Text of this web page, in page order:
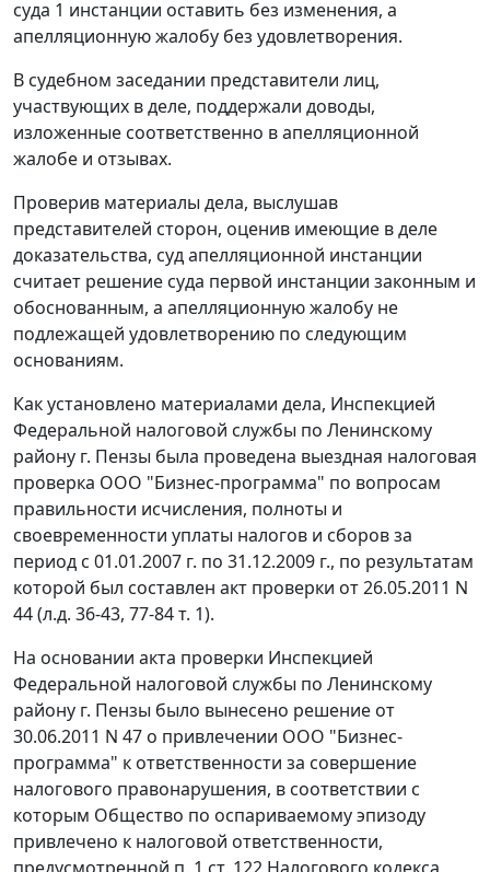
суда 1 инстанции оставить без изменения, а
апелляционную жалобу без удовлетворения.
В судебном заседании представители лиц,
участвующих в деле, поддержали доводы,
изложенные соответственно в апелляционной
жалобе и отзывах.
Проверив материалы дела, выслушав
представителей сторон, оценив имеющие в деле
доказательства, суд апелляционной инстанции
считает решение суда первой инстанции законным и
обоснованным, а апелляционную жалобу не
подлежащей удовлетворению по следующим
основаниям.
Как установлено материалами дела, Инспекцией
Федеральной налоговой службы по Ленинскому
району г. Пензы была проведена выездная налоговая
проверка ООО "Бизнес-программа" по вопросам
правильности исчисления, полноты и
своевременности уплаты налогов и сборов за
период с 01.01.2007 г. по 31.12.2009 г., по результатам
которой был составлен акт проверки от 26.05.2011 N
44 (л.д. 36-43, 77-84 т. 1).
На основании акта проверки Инспекцией
Федеральной налоговой службы по Ленинскому
району г. Пензы было вынесено решение от
30.06.2011 N 47 о привлечении ООО "Бизнес-
программа" к ответственности за совершение
налогового правонарушения, в соответствии с
которым Общество по оспариваемому эпизоду
привлечено к налоговой ответственности,